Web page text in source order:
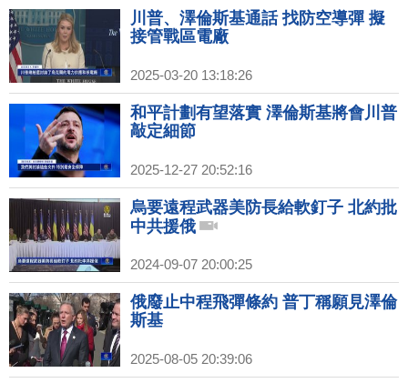
川普、澤倫斯基通話 找防空導彈 擬
接管戰區電廠
2025-03-20 13:18:26
和平計劃有望落實 澤倫斯基將會川普
敲定細節
2025-12-27 20:52:16
烏要遠程武器美防長給軟釘子 北約批
中共援俄
2024-09-07 20:00:25
俄廢止中程飛彈條約 普丁稱願見澤倫
斯基
2025-08-05 20:39:06